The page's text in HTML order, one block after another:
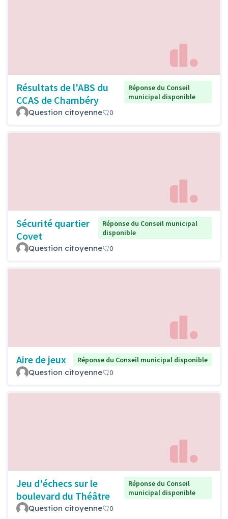
Résultats de l'ABS du
CCAS de Chambéry
Réponse du Conseil
municipal disponible
Question citoyenne 0
Sécurité quartier
Covet
Réponse du Conseil municipal
disponible
Question citoyenne 0
Aire de jeux Réponse du Conseil municipal disponible
Question citoyenne 0
Jeu d'échecs sur le
boulevard du Théâtre
Réponse du Conseil
municipal disponible
Question citoyenne 0